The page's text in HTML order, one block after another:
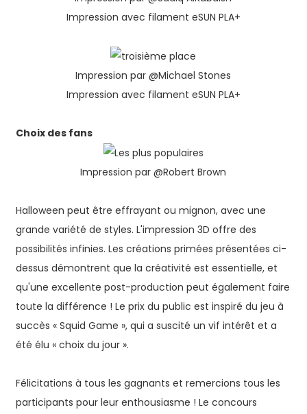
Impression avec filament eSUN PLA+
Impression par @Michael Stones
Impression avec filament eSUN PLA+
Choix des fans
Impression par @Robert Brown
Halloween peut être effrayant ou mignon, avec une
grande variété de styles. L'impression 3D offre des
possibilités infinies. Les créations primées présentées ci-
dessus démontrent que la créativité est essentielle, et
qu'une excellente post-production peut également faire
toute la différence ! Le prix du public est inspiré du jeu à
succès « Squid Game », qui a suscité un vif intérêt et a
été élu « choix du jour ».
Félicitations à tous les gagnants et remercions tous les
participants pour leur enthousiasme ! Le concours